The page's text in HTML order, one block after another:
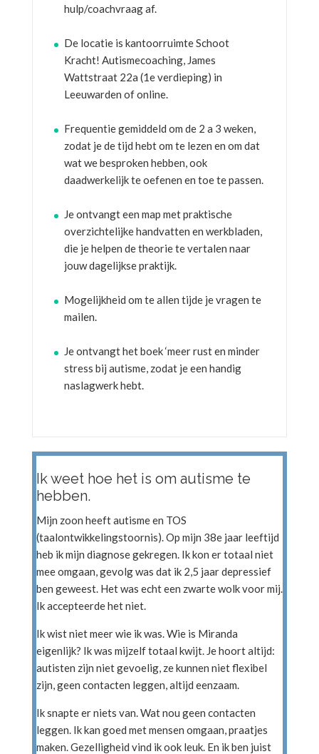
hulp/coachvraag af.
De locatie is kantoorruimte Schoot
Kracht! Autismecoaching, James
Wattstraat 22a (1e verdieping) in
Leeuwarden of online.
Frequentie gemiddeld om de 2 a 3 weken,
zodat je de tijd hebt om te lezen en om dat
wat we besproken hebben, ook
daadwerkelijk te oefenen en toe te passen.
Je ontvangt een map met praktische
overzichtelijke handvatten en werkbladen,
die je helpen de theorie te vertalen naar
jouw dagelijkse praktijk.
Mogelijkheid om te allen tijde je vragen te
mailen.
Je ontvangt het boek ‘meer rust en minder
stress bij autisme, zodat je een handig
naslagwerk hebt.
Ik weet hoe het is om autisme te
hebben.
Mijn zoon heeft autisme en TOS
(taalontwikkelingstoornis). Op mijn 38e jaar leeftijd
heb ik mijn diagnose gekregen. Ik kon er totaal niet
mee omgaan, gevolg was dat ik 2,5 jaar depressief
ben geweest. Het was echt een zwarte wolk voor mij.
Ik accepteerde het niet.
Ik wist niet meer wie ik was. Wie is Miranda
eigenlijk? Ik was mijzelf totaal kwijt. Je hoort altijd:
autisten zijn niet gevoelig, ze kunnen niet flexibel
zijn, geen contacten leggen, altijd eenzaam.
Ik snapte er niets van. Wat nou geen contacten
leggen. Ik kan goed met mensen omgaan, praatjes
maken. Gezelligheid vind ik ook leuk. En ik ben juist